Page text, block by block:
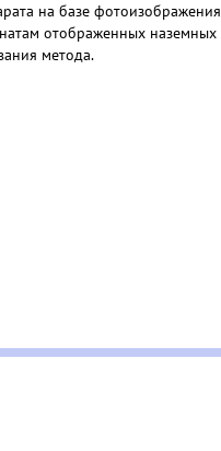
на базе фотоизображения
отображенных наземных
метода.